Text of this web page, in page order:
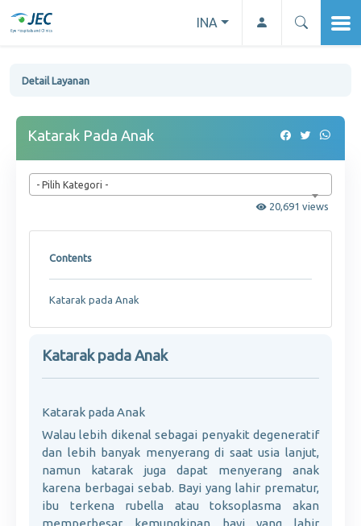
INA
Detail Layanan
Katarak Pada Anak
- Pilih Kategori -
20,691 views
Contents
Katarak pada Anak
Katarak pada Anak
Katarak pada Anak
Walau lebih dikenal sebagai penyakit degeneratif
dan lebih banyak menyerang di saat usia lanjut,
namun katarak juga dapat menyerang anak
karena berbagai sebab. Bayi yang lahir prematur,
ibu terkena rubella atau toksoplasma akan
memperbesar kemungkinan bayi yang lahir